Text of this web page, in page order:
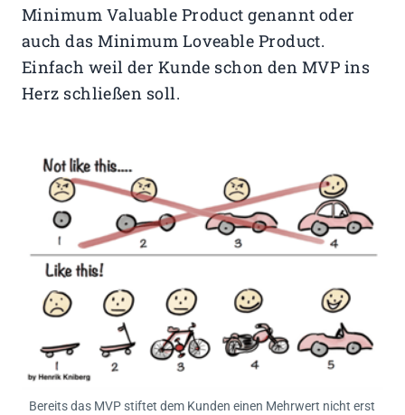
Minimum Valuable Product genannt oder
auch das Minimum Loveable Product.
Einfach weil der Kunde schon den MVP ins
Herz schließen soll.
Bereits das MVP stiftet dem Kunden einen Mehrwert nicht erst